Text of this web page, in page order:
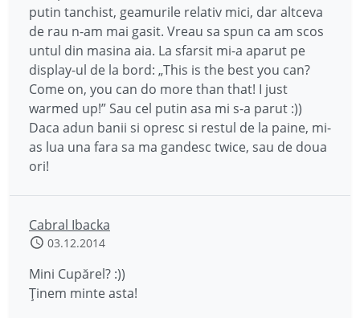
putin tanchist, geamurile relativ mici, dar altceva
de rau n-am mai gasit. Vreau sa spun ca am scos
untul din masina aia. La sfarsit mi-a aparut pe
display-ul de la bord: „This is the best you can?
Come on, you can do more than that! I just
warmed up!” Sau cel putin asa mi s-a parut :))
Daca adun banii si opresc si restul de la paine, mi-
as lua una fara sa ma gandesc twice, sau de doua
ori!
Cabral Ibacka
03.12.2014
Mini Cupărel? :))
Ținem minte asta!